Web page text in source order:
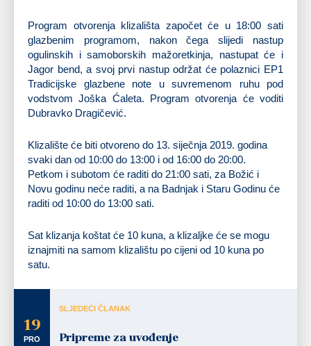
Program otvorenja klizališta započet će u 18:00 sati
glazbenim programom, nakon čega slijedi nastup
ogulinskih i samoborskih mažoretkinja, nastupat će i
Jagor bend, a svoj prvi nastup održat će polaznici EP1
Tradicijske glazbene note u suvremenom ruhu pod
vodstvom Joška Ćaleta. Program otvorenja će voditi
Dubravko Dragičević.
Klizalište će biti otvoreno do 13. siječnja 2019. godina
svaki dan od 10:00 do 13:00 i od 16:00 do 20:00.
Petkom i subotom će raditi do 21:00 sati, za Božić i
Novu godinu neće raditi, a na Badnjak i Staru Godinu će
raditi od 10:00 do 13:00 sati.
Sat klizanja koštat će 10 kuna, a klizaljke će se mogu
iznajmiti na samom klizalištu po cijeni od 10 kuna po
satu.
19
PRO
SLJEDEĆI ČLANAK
Pripreme za uvođenje